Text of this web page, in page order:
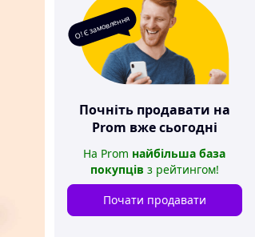
О! Є замовлення
Почніть продавати на
Prom вже сьогодні
На Prom найбільша база
покупців з рейтингом!
Почати продавати